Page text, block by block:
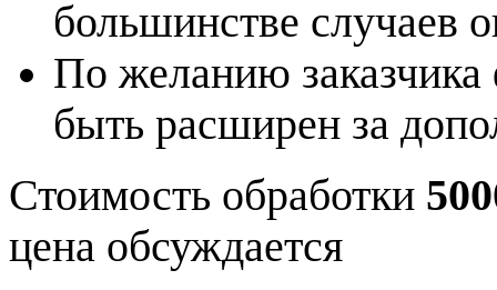
большинстве случаев
По желанию
быть расширен за
Стоимость обработки
цена обсуждается